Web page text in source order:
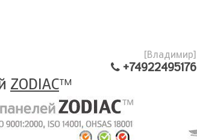
[Владимир]
+74922495176
ZODIACTM